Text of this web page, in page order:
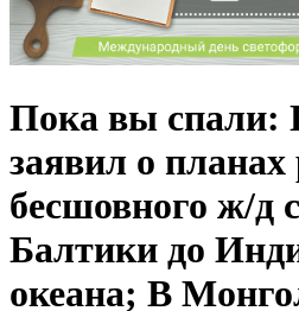
Пока вы спали:
заявил о планах
бесшовного ж/д
Балтики до
океана; В